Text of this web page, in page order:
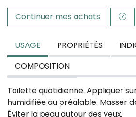
Continuer mes achats
USAGE PROPRIÉTÉS
COMPOSITION
Toilette quotidienne. Appliquer
humidifiée au préalable. Masser
Éviter la peau autour des yeux.